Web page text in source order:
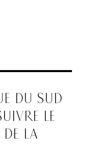
DU SUD
LE
DE LA